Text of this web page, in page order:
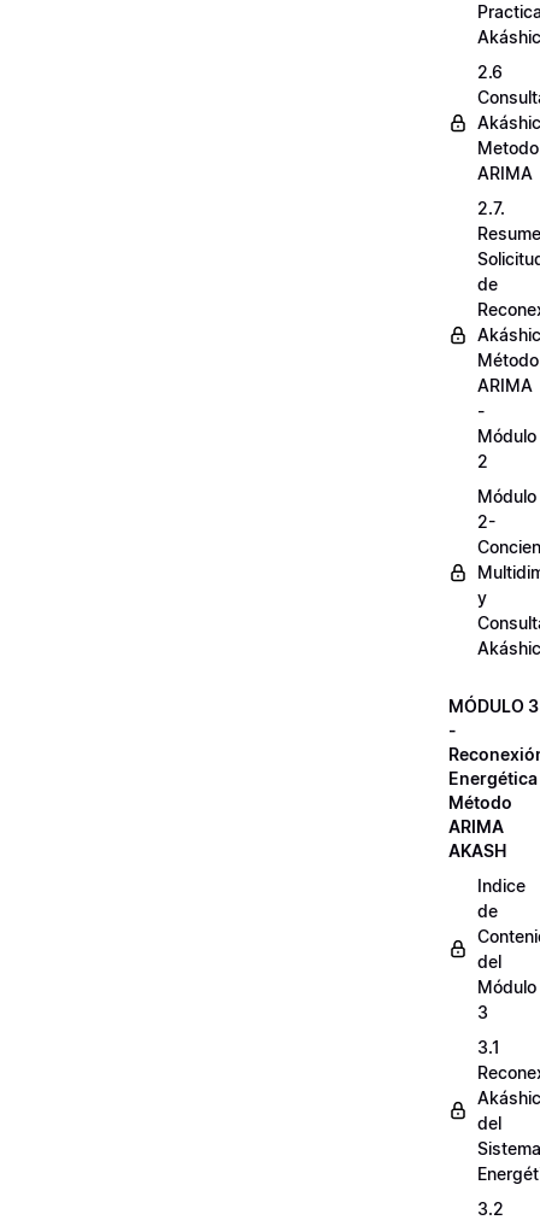
2.6
Metodo
ARIMA
2.7.
de
Método
ARIMA
-
Módulo
2
Módulo
2-
y
MÓDULO 3
-
Energética
Método
ARIMA
AKASH
Indice
de
del
Módulo
3
3.1
del
Sistema
3.2